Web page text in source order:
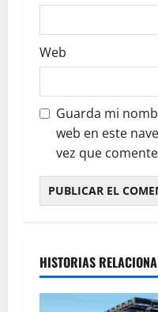
Web
Guarda mi
web en este
vez que
HISTORIAS